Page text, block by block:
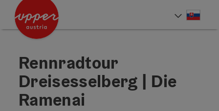
Accesskey
Accesskey
Rennradtour
Dreisesselberg | Die
Ramenai